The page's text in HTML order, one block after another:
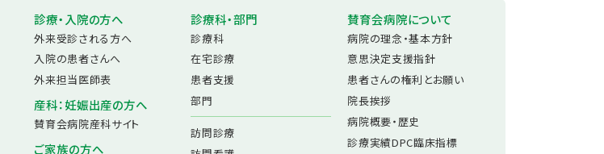
診療・入院の方へ
外来受診される方へ
入院の患者さんへ
外来担当医師表
産科：妊娠出産の方へ
賛育会病院産科サイト
ご家族の方へ
診療科・部門
診療科
在宅診療
患者支援
部門
訪問診療
賛育会病院について
病院の理念・基本方針
意思決定支援指針
患者さんの権利とお願い
院長挨拶
病院概要・歴史
診療実績DPC臨床指標